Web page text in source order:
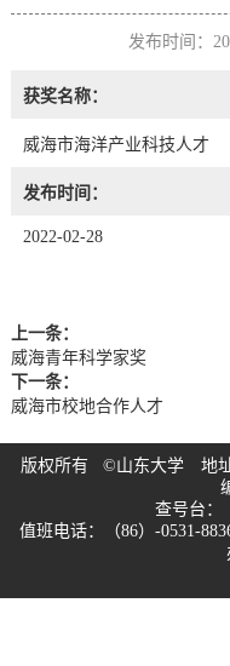
发布时间：
获奖名称：
威海市海洋产业科技人才
发布时间：
2022-02-28
上一条：
威海青年科学家奖
下一条：
威海市校地合作人才
版权所有 ©山东大学 地
查号台：
值班电话：（86）-0531-